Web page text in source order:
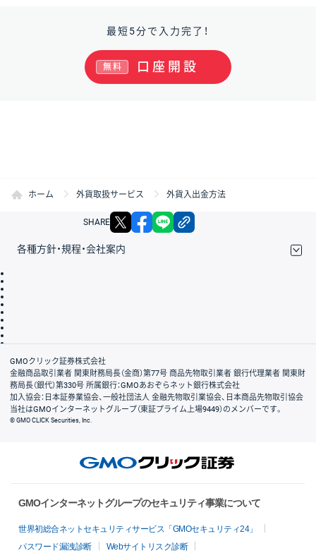
最短5分で入力完了！
口座開設
無料
ホーム 外貨取扱サービス 外貨入出金方法
SHARE X facebook
各種方針・規程・会社案内
会社案内
GMOクリック証券株式会社
金融商品取引業者 関東財務局長（金商）第77号 商品先物取引業者 銀行代理業者 関東財
務局長（銀代）第330号 所属銀行：GMOあおぞらネット銀行株式会社
加入協会：日本証券業協会、一般社団法人 金融先物取引業協会、日本商品先物取引協会
当社はGMOインターネットグループ（東証プライム上場9449）のメンバーです。
© GMO CLICK Securities, Inc.
GMOインターネットグループのセキュリティ事業について
世界初総合ネットセキュリティサービス「GMOセキュリティ24」
パスワード漏洩診断
Webサイトリスク診断